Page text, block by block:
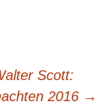
Scott:
2016 →